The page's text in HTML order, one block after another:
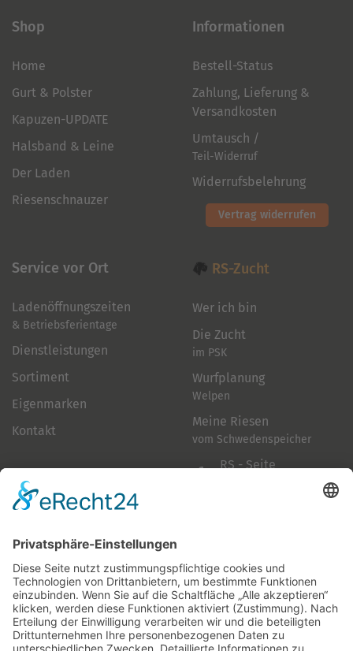
Shop
Home
Gurt & Polster
Kapuzen-UPDATE
Halsband & Leine
Der Laden
Riesenschnauzer
Informationen
Bestell-Status
Zahlung, Lieferung &
Versandkosten
Umtausch /
Teil-Widerruf
Widerrufsbelehrung
Vertrag widerrufen
Service vor Ort
Ladenöffnungszeiten
& Betriebsferientage
Dienstleistungen
Sortiment
Eigenmarken
Kontakt
RS-Zucht
Wer ich bin
Die Zucht
im PSK
Wurfplanung
Welpen
Meine Riesen
vom Schwedenspeicher
RS - Seite
Folge mir
Zahlungsarten